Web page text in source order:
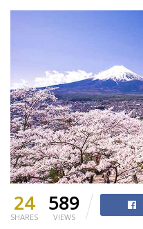
24
SHARES
589
VIEWS